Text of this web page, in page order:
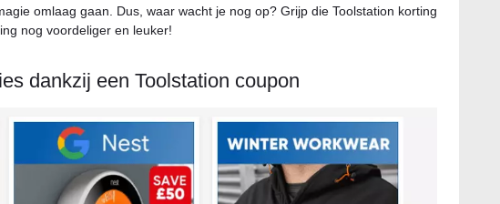
omlaag gaan. Dus, waar wacht je nog op? Grijp die Toolstation korting
nog voordeliger en leuker!
dankzij een Toolstation coupon